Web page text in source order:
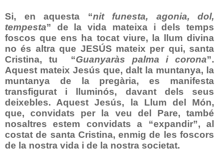
Si, en aquesta “nit funesta, agonia, dol,
tempesta” de la vida mateixa i dels temps
foscos que ens ha tocat viure, la llum divina
no és altra que JESÚS mateix per qui, santa
Cristina, tu
“Guanyaràs palma i corona”.
Aquest mateix Jesús que, dalt la muntanya, la
muntanya de la pregària, es manifesta
transfigurat i lluminós, davant dels seus
deixebles. Aquest Jesús, la Llum del Món,
que, convidats per la veu del Pare, també
nosaltres estem convidats a “expandir”, al
costat de santa Cristina, enmig de les foscors
de la nostra vida i de la nostra societat.